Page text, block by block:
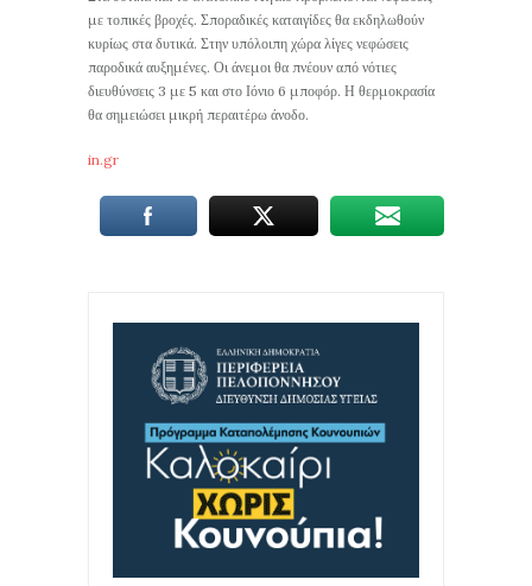
με τοπικές βροχές. Σποραδικές καταιγίδες θα εκδηλωθούν
κυρίως στα δυτικά. Στην υπόλοιπη χώρα λίγες νεφώσεις
παροδικά αυξημένες. Οι άνεμοι θα πνέουν από νότιες
διευθύνσεις 3 με 5 και στο Ιόνιο 6 μποφόρ. Η θερμοκρασία
θα σημειώσει μικρή περαιτέρω άνοδο.
in.gr